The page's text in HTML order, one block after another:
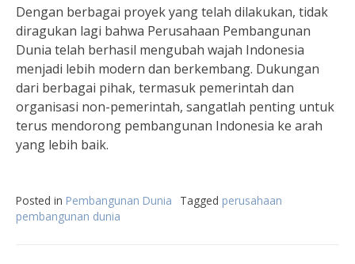
Dengan berbagai proyek yang telah dilakukan, tidak
diragukan lagi bahwa Perusahaan Pembangunan
Dunia telah berhasil mengubah wajah Indonesia
menjadi lebih modern dan berkembang. Dukungan
dari berbagai pihak, termasuk pemerintah dan
organisasi non-pemerintah, sangatlah penting untuk
terus mendorong pembangunan Indonesia ke arah
yang lebih baik.
Posted in Pembangunan Dunia Tagged perusahaan
pembangunan dunia